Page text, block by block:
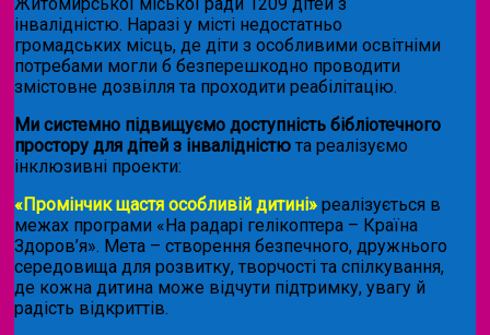
інвалідністю. Наразі у місті недостатньо
громадських місць, де діти з особливими освітніми
потребами могли б безперешкодно проводити
змістовне дозвілля та проходити реабілітацію.
Ми системно підвищуємо доступність бібліотечного
простору для дітей з інвалідністю та реалізуємо
інклюзивні проекти:
«Промінчик щастя особливій дитині» реалізується в
межах програми «На радарі гелікоптера – Країна
Здоров’я». Мета – створення безпечного, дружнього
середовища для розвитку, творчості та спілкування,
де кожна дитина може відчути підтримку, увагу й
радість відкриттів.